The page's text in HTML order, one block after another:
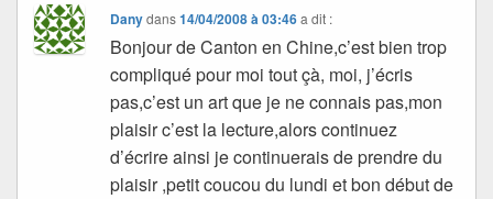
Danydans14/04/2008 à 03:46 a dit :
Bonjour de Canton en Chine,c’est bien trop
compliqué pour moi tout çà, moi, j’écris
pas,c’est un art que je ne connais pas,mon
plaisir c’est la lecture,alors continuez
d’écrire ainsi je continuerais de prendre du
plaisir ,petit coucou du lundi et bon début de